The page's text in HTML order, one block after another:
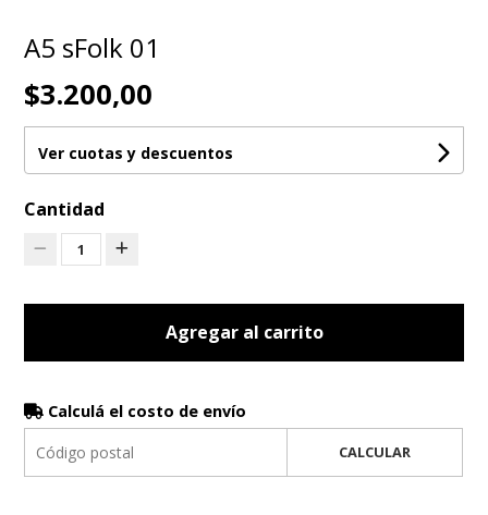
A5 sFolk 01
$3.200,00
Ver cuotas y descuentos
Cantidad
1
Agregar al carrito
Calculá el costo de envío
CALCULAR